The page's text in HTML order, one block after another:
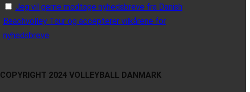
Jeg vil gerne modtage nyhedsbreve fra Danish
Beachvolley Tour og accepterer vilkårene for
nyhedsbreve
COPYRIGHT 2024 VOLLEYBALL DANMARK